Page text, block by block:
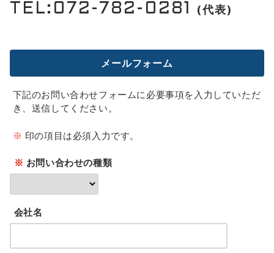
TEL:072-782-0281 (代表)
メールフォーム
下記のお問い合わせフォームに必要事項を入力していただ
き、送信してください。
※ 印の項目は必須入力です。
※ お問い合わせの種類
会社名